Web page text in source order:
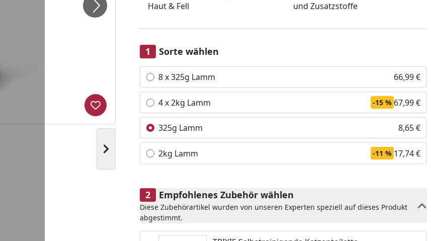
Nächstes Bild anzeigen
Produkt zur Wunschliste hinzufügen
Haut & Fell
und Zusatzstoffe
Sorte wählen
Alle anzeigen (4)
8 x 325g Lamm 66,99 €
4 x 2kg Lamm -15 % 67,99 €
325g Lamm 8,65 €
2kg Lamm -11 % 17,74 €
Empfohlenes Zubehör wählen
Diese Zubehörartikel wurden von unseren Experten speziell auf dieses Produkt
abgestimmt.